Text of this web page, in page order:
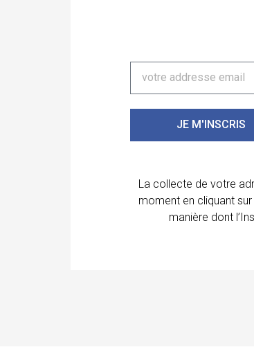
JE M'INSCRIS
La collecte de votre
moment en cliquant
manière dont